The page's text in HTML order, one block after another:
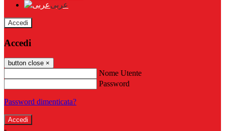
عربى
Accedi
Accedi
button close ×
Nome Utente
Password
Password dimenticata?